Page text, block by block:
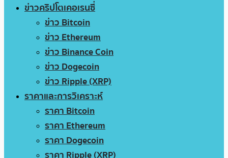
ข่าวคริปโตเคอเรนซี่
ข่าว Bitcoin
ข่าว Ethereum
ข่าว Binance Coin
ข่าว Dogecoin
ข่าว Ripple (XRP)
ราคาและการวิเคราะห์
ราคา Bitcoin
ราคา Ethereum
ราคา Dogecoin